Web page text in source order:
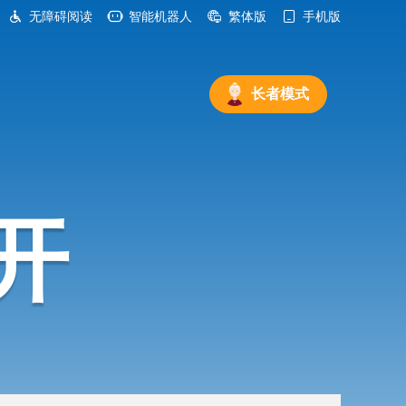
无障碍阅读 智能机器人 繁体版 手机版
长者模式